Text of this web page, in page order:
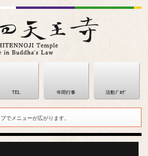
TEL 年間行事 活動ﾌﾞﾛｸﾞ
でメニューが広がります。